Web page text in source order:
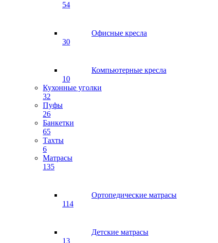
54
Офисные кресла
30
Компьютерные кресла
10
Кухонные уголки
32
Пуфы
26
Банкетки
65
Тахты
6
Матрасы
135
Ортопедические матрасы
114
Детские матрасы
13